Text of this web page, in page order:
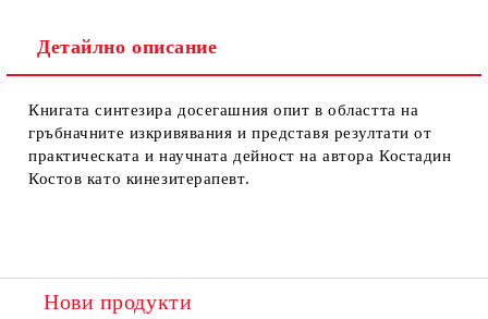
Детайлно описание
Книгата синтезира досегашния опит в областта на
гръбначните изкривявания и представя резултати от
практическата и научната дейност на автора Костадин
Костов като кинезитерапевт.
Нови продукти